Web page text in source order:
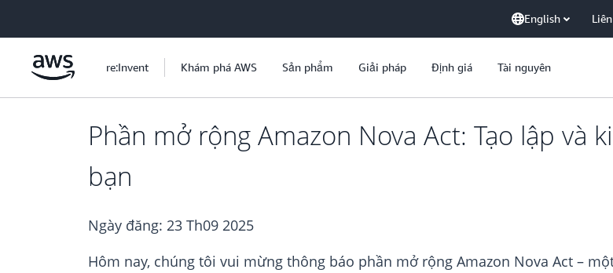
English
re:Invent Khám phá AWS Sản phẩm Giải pháp Định giá Tài nguyên
Phần mở rộng Amazon Nova Act: Tạo lập và
bạn
Ngày đăng: 23 Th09 2025
Hôm nay, chúng tôi vui mừng thông báo phần mở rộng Amazon Nova Act –